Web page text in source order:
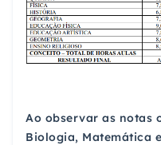
Ao observar as notas
Biologia, Matemática